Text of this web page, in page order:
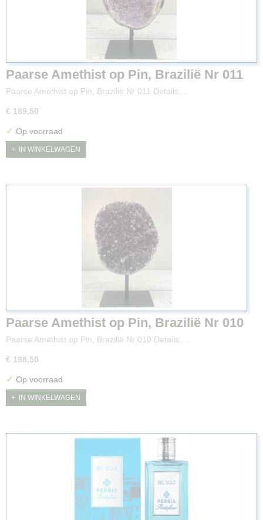
Paarse Amethist op Pin, Brazilië Nr 011
Paarse Amethist op Pin, Brazilië Nr 011 Details:…
€ 189,50
✓ Op voorraad
IN WINKELWAGEN
Paarse Amethist op Pin, Brazilië Nr 010
Paarse Amethist op Pin, Brazilië Nr 010 Details:…
€ 198,50
✓ Op voorraad
IN WINKELWAGEN